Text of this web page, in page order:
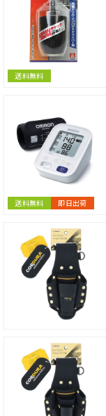
送料無料
送料無料 即日出荷